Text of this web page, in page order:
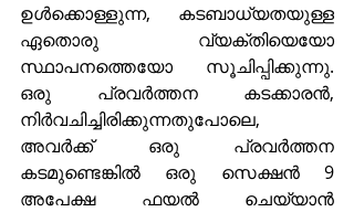
ഉൾക്കൊള്ളുന്ന, കടബാധ്യതയുള്ള
ഏതൊരു വ്യക്തിയെയോ
സ്ഥാപനത്തെയോ സൂചിപ്പിക്കുന്നു.
ഒരു പ്രവർത്തന കടക്കാരൻ,
നിർവചിച്ചിരിക്കുന്നതുപോലെ,
അവർക്ക് ഒരു പ്രവർത്തന
കടമുണ്ടെങ്കിൽ ഒരു സെക്ഷൻ 9
അപേക്ഷ ഫയൽ ചെയ്യാൻ